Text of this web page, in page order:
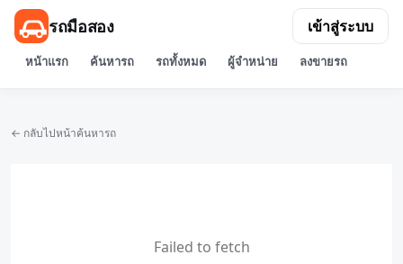
รถมือสอง
หน้าแรก ค้นหารถ รถทั้งหมด ผู้จำหน่าย ลงขายรถ
เข้าสู่ระบบ
← กลับไปหน้าค้นหารถ
Failed to fetch